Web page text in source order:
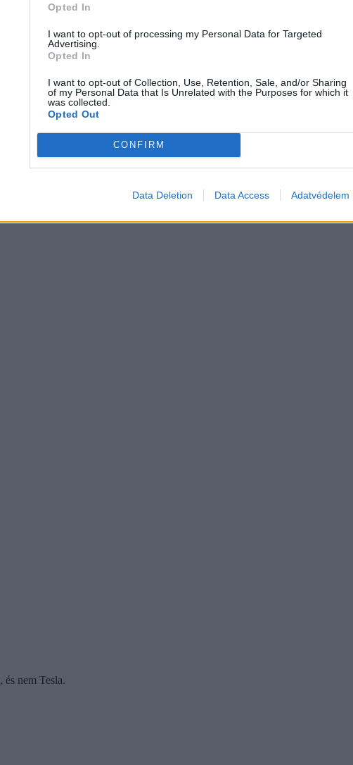
Opted In
I want to opt-out of processing my Personal Data for Targeted
Advertising.
Opted In
I want to opt-out of Collection, Use, Retention, Sale, and/or Sharing
of my Personal Data that Is Unrelated with the Purposes for which it
was collected.
Opted Out
CONFIRM
Data Deletion Data Access Adatvédelem
TÖBB A SZERZŐTŐL
Elektromos autó
A Leapmotor átlépte a 100 ezres
álomhatárt, és lekörözte a Changant
Elektromos autó
9 perc töltés, 450 kilométer hatótáv –
ezzel indulhat harcba a Xpeng új